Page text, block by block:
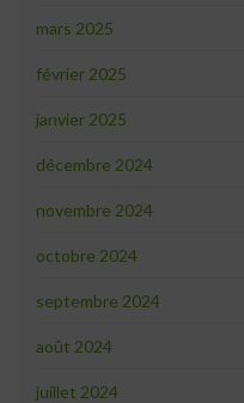
mars 2025
février 2025
janvier 2025
décembre 2024
novembre 2024
octobre 2024
septembre 2024
août 2024
juillet 2024